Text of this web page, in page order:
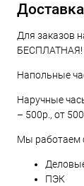
Для заказов
БЕСПЛАТНАЯ!
Напольные
Наручные
– 500р., от
Мы работаем
ПЭК